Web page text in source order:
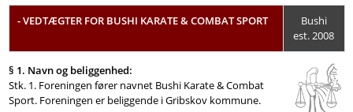
- VEDTÆGTER FOR BUSHI KARATE & COMBAT SPORT
Bushi
est. 2008
§ 1. Navn og beliggenhed:
Stk. 1. Foreningen fører navnet Bushi Karate & Combat
Sport. Foreningen er beliggende i Gribskov kommune.